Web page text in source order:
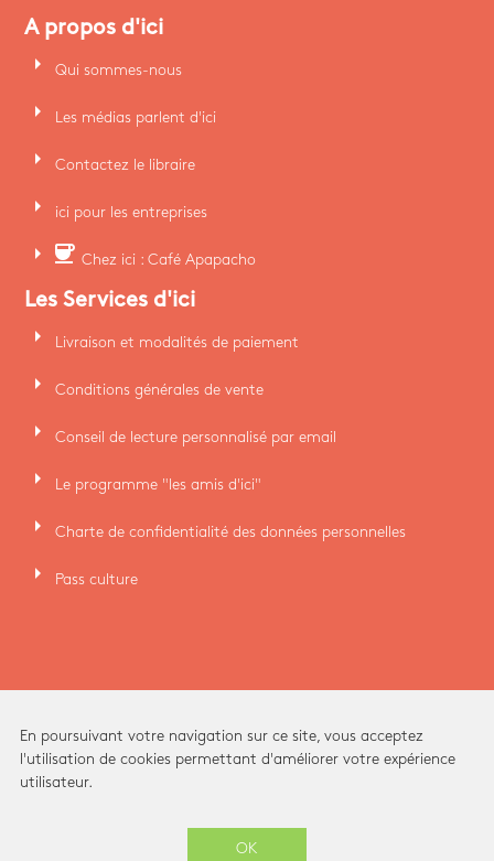
A propos d'ici
arrow_right Qui sommes-nous
arrow_right Les médias parlent d'ici
arrow_right Contactez le libraire
arrow_right ici pour les entreprises
arrow_right coffee Chez ici : Café Apapacho
Les Services d'ici
arrow_right Livraison et modalités de paiement
arrow_right Conditions générales de vente
arrow_right Conseil de lecture personnalisé par email
arrow_right Le programme "les amis d'ici"
arrow_right Charte de confidentialité des données personnelles
arrow_right Pass culture
Ici Librairie - Paris Grands Boulevards © 2026 -
En poursuivant votre navigation sur ce site, vous acceptez
l'utilisation de cookies permettant d'améliorer votre expérience
utilisateur.
OK